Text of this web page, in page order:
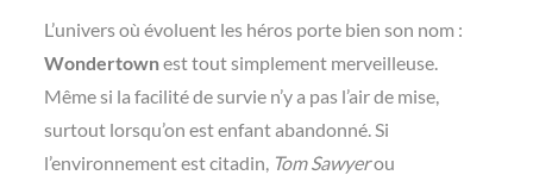
L’univers où évoluent les héros porte bien son nom :
Wondertownest tout simplement merveilleuse.
Même si la facilité de survie n’y a pas l’air de mise,
surtout lorsqu’on est enfant abandonné. Si
l’environnement est citadin, Tom Sawyerou